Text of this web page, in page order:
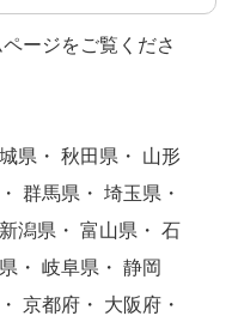
ージをご覧くださ
県・ 秋田県・ 山形
群馬県・ 埼玉県・
潟県・ 富山県・ 石
・ 岐阜県・ 静岡
京都府・ 大阪府・